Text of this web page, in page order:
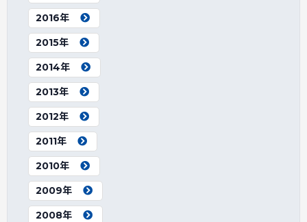
2016年
2015年
2014年
2013年
2012年
2011年
2010年
2009年
2008年